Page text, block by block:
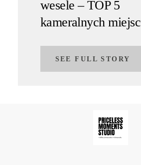
wesele – TOP 5
kameralnych miejsc
SEE FULL STORY